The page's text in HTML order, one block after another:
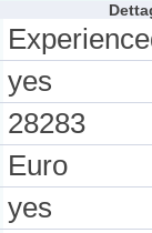
yes
28283
Euro
yes